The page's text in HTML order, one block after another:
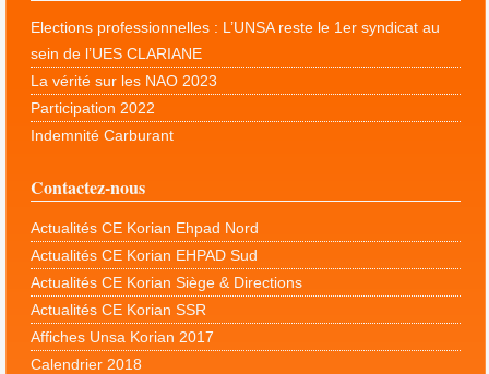
Elections professionnelles : L’UNSA reste le 1er syndicat au
sein de l’UES CLARIANE
La vérité sur les NAO 2023
Participation 2022
Indemnité Carburant
Contactez-nous
Actualités CE Korian Ehpad Nord
Actualités CE Korian EHPAD Sud
Actualités CE Korian Siège & Directions
Actualités CE Korian SSR
Affiches Unsa Korian 2017
Calendrier 2018